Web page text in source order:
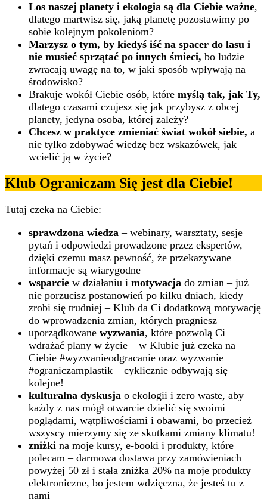
Los naszej planety i ekologia są dla Ciebie ważne,
dlatego martwisz się, jaką planetę pozostawimy po
sobie kolejnym pokoleniom?
Marzysz o tym, by kiedyś iść na spacer do lasu i
nie musieć sprzątać po innych śmieci, bo ludzie
zwracają uwagę na to, w jaki sposób wpływają na
środowisko?
Brakuje wokół Ciebie osób, które myślą tak, jak Ty,
dlatego czasami czujesz się jak przybysz z obcej
planety, jedyna osoba, której zależy?
Chcesz w praktyce zmieniać świat wokół siebie, a
nie tylko zdobywać wiedzę bez wskazówek, jak
wcielić ją w życie?
Klub Ograniczam Się jest dla Ciebie!
Tutaj czeka na Ciebie:
sprawdzona wiedza– webinary, warsztaty, sesje
pytań i odpowiedzi prowadzone przez ekspertów,
dzięki czemu masz pewność, że przekazywane
informacje są wiarygodne
wsparcie w działaniu i motywacja do zmian – już
nie porzucisz postanowień po kilku dniach, kiedy
zrobi się trudniej – Klub da Ci dodatkową motywację
do wprowadzenia zmian, których pragniesz
uporządkowane wyzwania, które pozwolą Ci
wdrażać plany w życie – w Klubie już czeka na
Ciebie #wyzwanieodgracanie oraz wyzwanie
#ograniczamplastik – cyklicznie odbywają się
kolejne!
kulturalna dyskusja o ekologii i zero waste, aby
każdy z nas mógł otwarcie dzielić się swoimi
poglądami, wątpliwościami i obawami, bo przecież
wszyscy mierzymy się ze skutkami zmiany klimatu!
zniżki na moje kursy, e-booki i produkty, które
polecam – darmowa dostawa przy zamówieniach
powyżej 50 zł i stała zniżka 20% na moje produkty
elektroniczne, bo jestem wdzięczna, że jesteś tu z
nami